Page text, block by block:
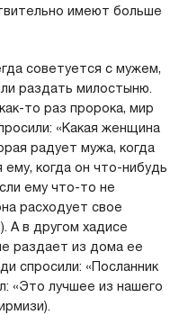
имеют больше
советуется с мужем,
раздать милостыню.
то раз пророка, мир
«Какая женщина
радует мужа, когда
когда он что-нибудь
ему что-то не
расходует свое
А в другом хадисе
раздает из дома ее
спросили: «Посланник
«Это лучшее из нашего